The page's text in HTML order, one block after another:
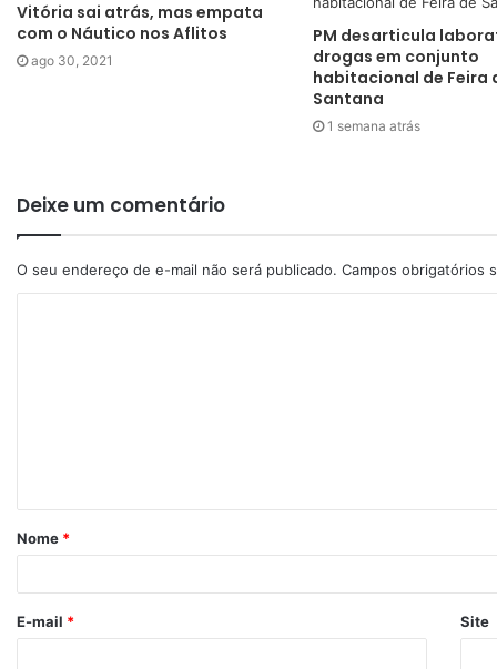
Vitória sai atrás, mas empata
com o Náutico nos Aflitos
ago 30, 2021
PM desarticula
drogas em conjunto
habitacional de Feira
Santana
1 semana atrás
Deixe um comentário
O seu endereço de e-mail não será publicado. Campos obrigatórios
Nome *
E-mail * Site